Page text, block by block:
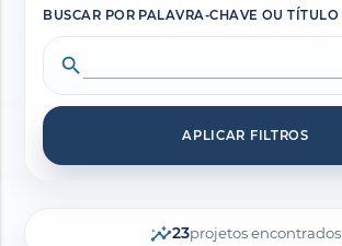
BUSCAR POR PALAVRA-CHAVE OU TÍTULO
search
APLICAR FILTROS
insights23projetos encontrados